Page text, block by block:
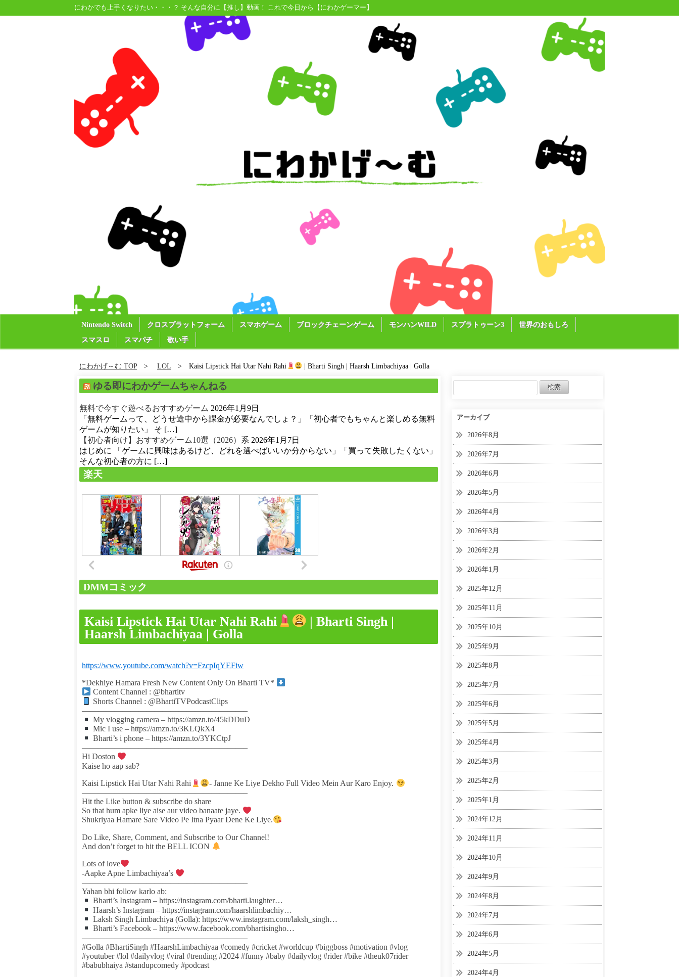
にわかでも上手くなりたい・・・？ そんな自分に【推し】動画！ これで今日から【にわかゲーマー】
Nintendo Switch クロスプラットフォーム スマホゲーム ブロックチェーンゲーム モンハンWILD スプラトゥーン3
世界のおもしろ
スマスロ
スマパチ 歌い手
にわかげ～む TOP LOL Kaisi Lipstick Hai Utar Nahi Rahi | Bharti Singh | Haarsh Limbachiyaa | Golla
ゆる即にわかゲームちゃんねる
無料で今すぐ遊べるおすすめゲーム 2026年1月9日
「無料ゲームって、どうせ途中から課金が必要なんでしょ？」「初心者でもちゃんと楽しめる無料
ゲームが知りたい」 そ […]
【初心者向け】おすすめゲーム10選（2026）系 2026年1月7日
はじめに 「ゲームに興味はあるけど、どれを選べばいいか分からない」「買って失敗したくない」
そんな初心者の方に […]
楽天
DMMコミック
Kaisi Lipstick Hai Utar Nahi Rahi
| Bharti Singh |
Haarsh Limbachiyaa | Golla
https://www.youtube.com/watch?v=FzcpIqYEFiw
*Dekhiye Hamara Fresh New Content Only On Bharti TV*
Content Channel : @bhartitv
Shorts Channel : @BhartiTVPodcastClips
————————————————————–
My vlogging camera – https://amzn.to/45kDDuD
Mic I use – https://amzn.to/3KLQkX4
Bharti’s i phone – https://amzn.to/3YKCtpJ
————————————————————–
Hi Doston
Kaise ho aap sab?
Kaisi Lipstick Hai Utar Nahi Rahi
- Janne Ke Liye Dekho Full Video Mein Aur Karo Enjoy.
————————————————————–
Hit the Like button & subscribe do share
So that hum apke liye aise aur video banaate jaye.
Shukriyaa Hamare Sare Video Pe Itna Pyaar Dene Ke Liye.
Do Like, Share, Comment, and Subscribe to Our Channel!
And don’t forget to hit the BELL ICON
Lots of love
-Aapke Apne Limbachiyaa’s
————————————————————–
Yahan bhi follow karlo ab:
Bharti’s Instagram – https://instagram.com/bharti.laughter…
Haarsh’s Instagram – https://instagram.com/haarshlimbachiy…
Laksh Singh Limbachiya (Golla): https://www.instagram.com/laksh_singh…
Bharti’s Facebook – https://www.facebook.com/bhartisingho…
————————————————————–
#Golla #BhartiSingh #HaarshLimbachiyaa #comedy #cricket #worldcup #biggboss #motivation #vlog
#youtuber #lol #dailyvlog #viral #trending #2024 #funny #baby #dailyvlog #rider #bike #theuk07rider
#babubhaiya #standupcomedy #podcast
アーカイブ
2026年8月
2026年7月
2026年6月
2026年5月
2026年4月
2026年3月
2026年2月
2026年1月
2025年12月
2025年11月
2025年10月
2025年9月
2025年8月
2025年7月
2025年6月
2025年5月
2025年4月
2025年3月
2025年2月
2025年1月
2024年12月
2024年11月
2024年10月
2024年9月
2024年8月
2024年7月
2024年6月
2024年5月
2024年4月